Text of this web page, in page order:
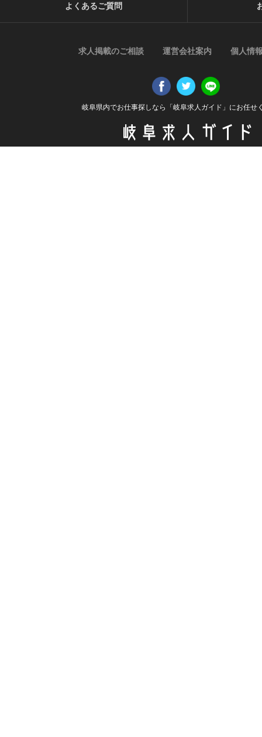
ご連絡ください。
岐阜県内でお仕事探しなら「岐阜求人ガイド」にお任せ
よくあるご質問
求人掲載のご相談 運営会社案内 個人情